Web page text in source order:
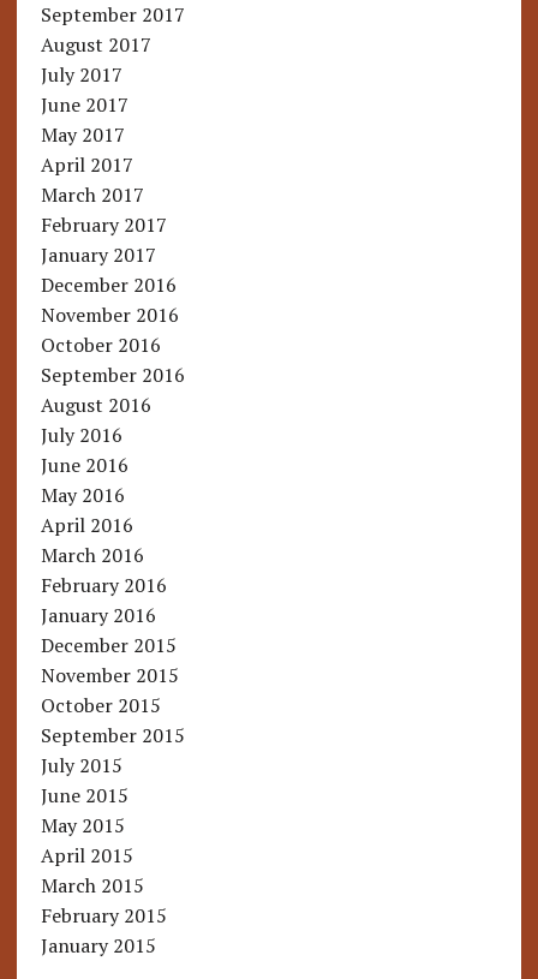
September 2017
August 2017
July 2017
June 2017
May 2017
April 2017
March 2017
February 2017
January 2017
December 2016
November 2016
October 2016
September 2016
August 2016
July 2016
June 2016
May 2016
April 2016
March 2016
February 2016
January 2016
December 2015
November 2015
October 2015
September 2015
July 2015
June 2015
May 2015
April 2015
March 2015
February 2015
January 2015